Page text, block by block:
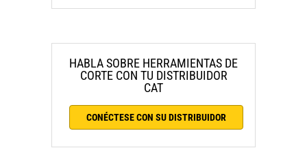
HABLA SOBRE HERRAMIENTAS DE
CORTE CON TU DISTRIBUIDOR
CAT
CONÉCTESE CON SU DISTRIBUIDOR